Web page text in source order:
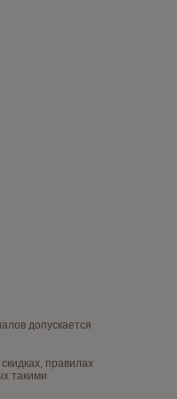
допускается
правилах
такими